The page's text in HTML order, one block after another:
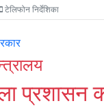
टेलिफोन निर्देशिका
प्रशासन